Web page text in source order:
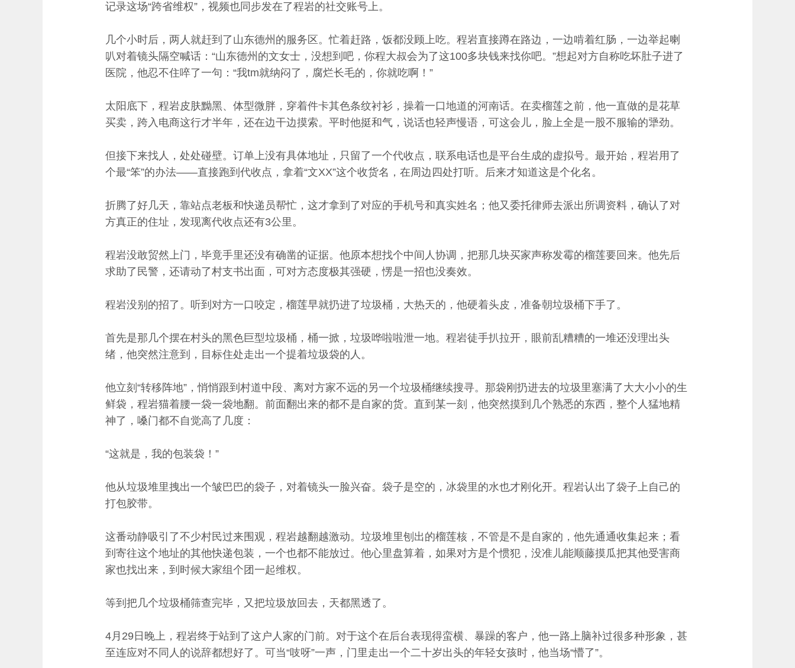
记录这场“跨省维权”，视频也同步发在了程岩的社交账号上。
几个小时后，两人就赶到了山东德州的服务区。忙着赶路，饭都没顾上吃。程岩直接蹲在路边，一边啃着红肠，一边举起喇
叭对着镜头隔空喊话：“山东德州的文女士，没想到吧，你程大叔会为了这100多块钱来找你吧。”想起对方自称吃坏肚子进了
医院，他忍不住啐了一句：“我tm就纳闷了，腐烂长毛的，你就吃啊！”
太阳底下，程岩皮肤黝黑、体型微胖，穿着件卡其色条纹衬衫，操着一口地道的河南话。在卖榴莲之前，他一直做的是花草
买卖，跨入电商这行才半年，还在边干边摸索。平时他挺和气，说话也轻声慢语，可这会儿，脸上全是一股不服输的犟劲。
但接下来找人，处处碰壁。订单上没有具体地址，只留了一个代收点，联系电话也是平台生成的虚拟号。最开始，程岩用了
个最“笨”的办法——直接跑到代收点，拿着“文XX”这个收货名，在周边四处打听。后来才知道这是个化名。
折腾了好几天，靠站点老板和快递员帮忙，这才拿到了对应的手机号和真实姓名；他又委托律师去派出所调资料，确认了对
方真正的住址，发现离代收点还有3公里。
程岩没敢贸然上门，毕竟手里还没有确凿的证据。他原本想找个中间人协调，把那几块买家声称发霉的榴莲要回来。他先后
求助了民警，还请动了村支书出面，可对方态度极其强硬，愣是一招也没奏效。
程岩没别的招了。听到对方一口咬定，榴莲早就扔进了垃圾桶，大热天的，他硬着头皮，准备朝垃圾桶下手了。
首先是那几个摆在村头的黑色巨型垃圾桶，桶一掀，垃圾哗啦啦泄一地。程岩徒手扒拉开，眼前乱糟糟的一堆还没理出头
绪，他突然注意到，目标住处走出一个提着垃圾袋的人。
他立刻“转移阵地”，悄悄跟到村道中段、离对方家不远的另一个垃圾桶继续搜寻。那袋刚扔进去的垃圾里塞满了大大小小的生
鲜袋，程岩猫着腰一袋一袋地翻。前面翻出来的都不是自家的货。直到某一刻，他突然摸到几个熟悉的东西，整个人猛地精
神了，嗓门都不自觉高了几度：
“这就是，我的包装袋！”
他从垃圾堆里拽出一个皱巴巴的袋子，对着镜头一脸兴奋。袋子是空的，冰袋里的水也才刚化开。程岩认出了袋子上自己的
打包胶带。
这番动静吸引了不少村民过来围观，程岩越翻越激动。垃圾堆里刨出的榴莲核，不管是不是自家的，他先通通收集起来；看
到寄往这个地址的其他快递包装，一个也都不能放过。他心里盘算着，如果对方是个惯犯，没准儿能顺藤摸瓜把其他受害商
家也找出来，到时候大家组个团一起维权。
等到把几个垃圾桶筛查完毕，又把垃圾放回去，天都黑透了。
4月29日晚上，程岩终于站到了这户人家的门前。对于这个在后台表现得蛮横、暴躁的客户，他一路上脑补过很多种形象，甚
至连应对不同人的说辞都想好了。可当“吱呀”一声，门里走出一个二十岁出头的年轻女孩时，他当场“懵了”。